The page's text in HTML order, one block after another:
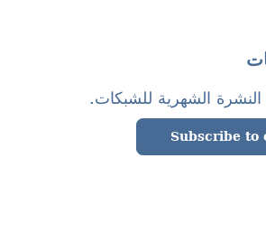
الشهرية للشبكات.
Subscribe to